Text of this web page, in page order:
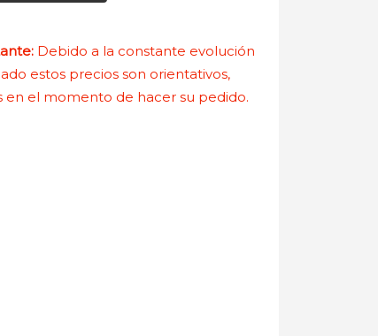
Debido a la constante evolución
estos precios son orientativos,
en el momento de hacer su pedido.